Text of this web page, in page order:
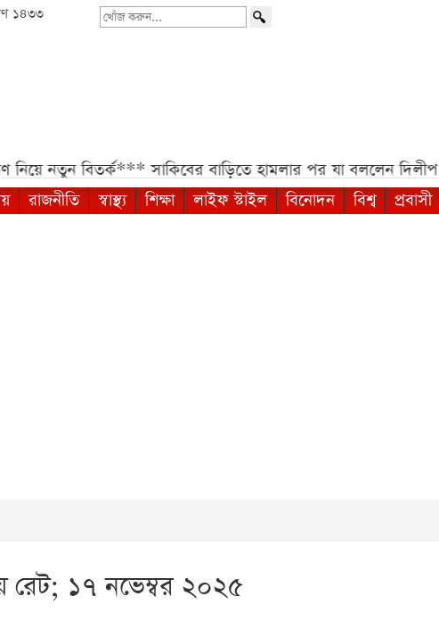
১৪৩৩
খোঁজ
বিতর্ক*** সাকিবের বাড়িতে হামলার পর যা বললেন দিলীপ ঘোষ***
রাজনীতি স্বাস্থ্য শিক্ষা লাইফ স্টাইল বিনোদন বিশ্ব প্রবাসী
রেট; ১৭ নভেম্বর ২০২৫